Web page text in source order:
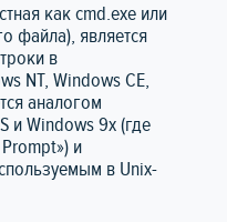
как cmd.exe или
файла), является
в
NT, Windows CE,
аналогом
и Windows 9x (где
и
в Unix-